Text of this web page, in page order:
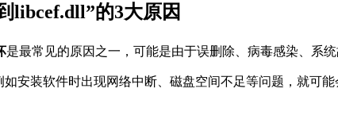
libcef.dll”的3大原因
是最常见的原因之一，可能是由于误删除、病毒感染、系
如安装软件时出现网络中断、磁盘空间不足等问题，就可